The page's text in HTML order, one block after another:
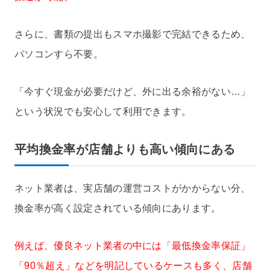
さらに、書類の提出もスマホ撮影で完結できるため、
パソコンすら不要。
「今すぐ現金が必要だけど、外に出る余裕がない…」
という状況でも安心して利用できます。
平均換金率が店舗よりも高い傾向にある
ネット業者は、実店舗の運営コストがかからない分、
換金率が高く設定されている傾向にあります。
例えば、優良ネット業者の中には「最低換金率保証」
「90％超え」などを明記しているケースも多く、店舗